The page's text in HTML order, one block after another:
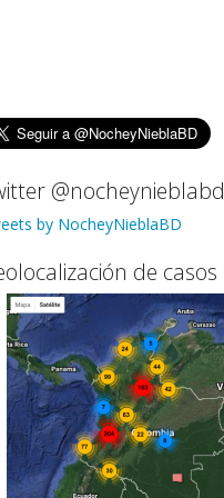
@nocheynieblabd
by NocheyNieblaBD
de casos